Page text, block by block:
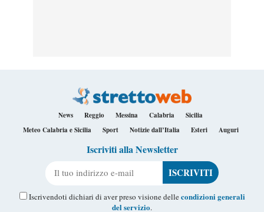
News Reggio Messina Calabria
Sicilia
Meteo Calabria e Sicilia
Sport Notizie dall’Italia Esteri Auguri
Iscriviti alla Newsletter
Iscrivendoti dichiari di aver preso visione dellecondizioni generali
del servizio.